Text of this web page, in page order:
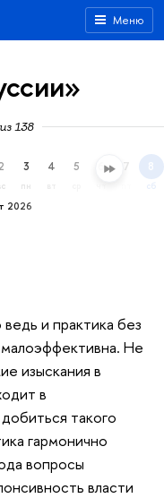
Меню
138
2026
3
пн
4 5 6 7 8
сб
и практика без
Не
изыскания в
в
такого
гармонично
вопросы
власти